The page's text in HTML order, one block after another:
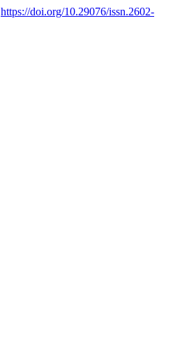
https://doi.org/10.29076/issn.2602-